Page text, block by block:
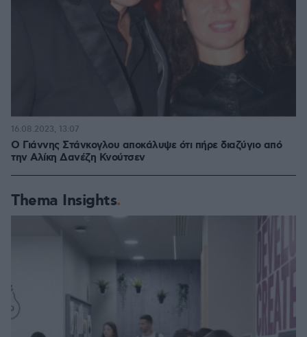
Ο Γιάννης Στάνκογλου αποκάλυψε ότι πήρε διαζύγιο από
την Αλίκη Δανέζη Κνούτσεν
16.08.2023, 13:07
Thema Insights